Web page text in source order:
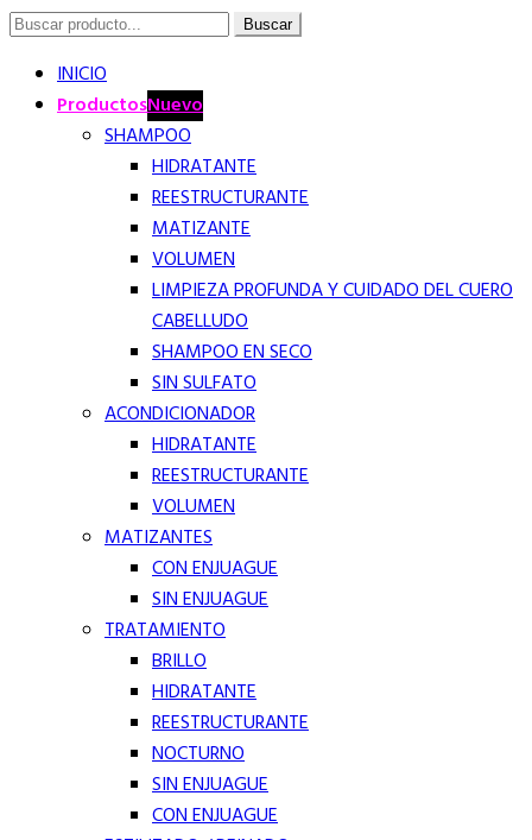
Buscar
Buscar
INICIO
ProductosNuevo
SHAMPOO
HIDRATANTE
REESTRUCTURANTE
MATIZANTE
VOLUMEN
LIMPIEZA PROFUNDA Y CUIDADO DEL CUERO
CABELLUDO
SHAMPOO EN SECO
SIN SULFATO
ACONDICIONADOR
HIDRATANTE
REESTRUCTURANTE
VOLUMEN
MATIZANTES
CON ENJUAGUE
SIN ENJUAGUE
TRATAMIENTO
BRILLO
HIDRATANTE
REESTRUCTURANTE
NOCTURNO
SIN ENJUAGUE
CON ENJUAGUE